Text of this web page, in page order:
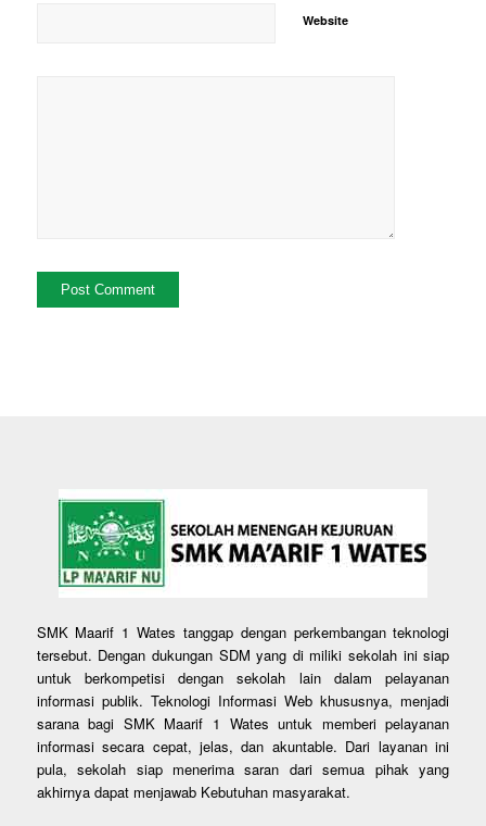
Website
SMK Maarif 1 Wates tanggap dengan perkembangan teknologi
tersebut. Dengan dukungan SDM yang di miliki sekolah ini siap
untuk berkompetisi dengan sekolah lain dalam pelayanan
informasi publik. Teknologi Informasi Web khususnya, menjadi
sarana bagi SMK Maarif 1 Wates untuk memberi pelayanan
informasi secara cepat, jelas, dan akuntable. Dari layanan ini
pula, sekolah siap menerima saran dari semua pihak yang
akhirnya dapat menjawab Kebutuhan masyarakat.